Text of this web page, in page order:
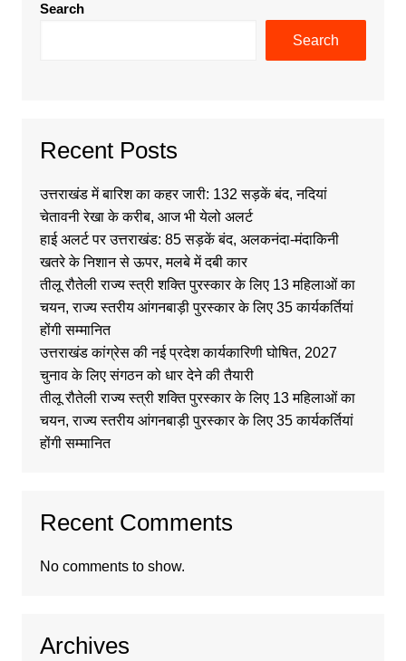
Search
Search
Recent Posts
उत्तराखंड में बारिश का कहर जारी: 132 सड़कें बंद, नदियां
चेतावनी रेखा के करीब, आज भी येलो अलर्ट
हाई अलर्ट पर उत्तराखंड: 85 सड़कें बंद, अलकनंदा-मंदाकिनी
खतरे के निशान से ऊपर, मलबे में दबी कार
तीलू रौतेली राज्य स्त्री शक्ति पुरस्कार के लिए 13 महिलाओं का
चयन, राज्य स्तरीय आंगनबाड़ी पुरस्कार के लिए 35 कार्यकर्तियां
होंगी सम्मानित
उत्तराखंड कांग्रेस की नई प्रदेश कार्यकारिणी घोषित, 2027
चुनाव के लिए संगठन को धार देने की तैयारी
तीलू रौतेली राज्य स्त्री शक्ति पुरस्कार के लिए 13 महिलाओं का
चयन, राज्य स्तरीय आंगनबाड़ी पुरस्कार के लिए 35 कार्यकर्तियां
होंगी सम्मानित
Recent Comments
No comments to show.
Archives